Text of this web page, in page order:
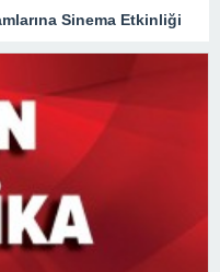
Sinema Etkinliği